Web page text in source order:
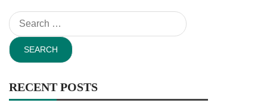
Search
for:
RECENT POSTS